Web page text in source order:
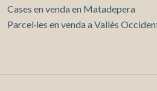
Cases en venda en Matadepera
Parcel·les en venda a Vallès